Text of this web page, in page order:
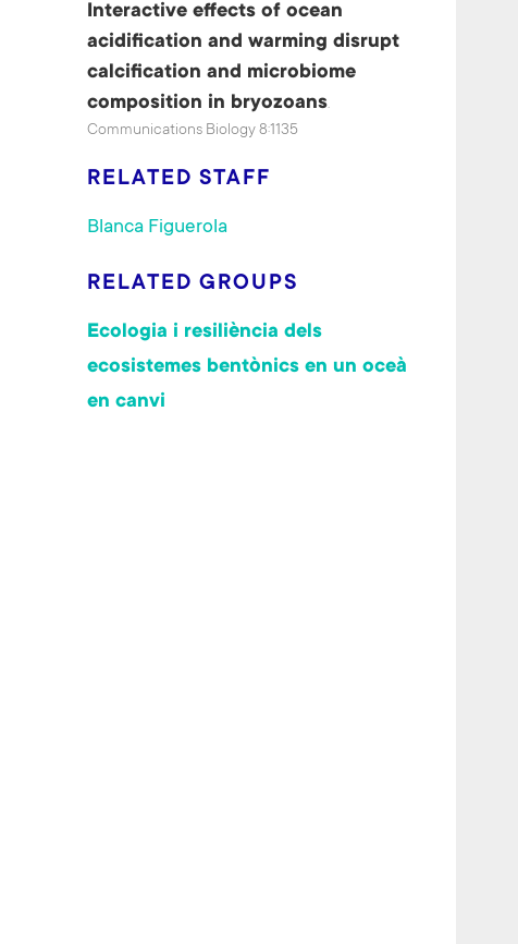
Interactive effects of ocean
acidification and warming disrupt
calcification and microbiome
composition in bryozoans.
Communications Biology 8:1135
RELATED STAFF
Blanca Figuerola
RELATED GROUPS
Ecologia i resiliència dels
ecosistemes bentònics en un oceà
en canvi